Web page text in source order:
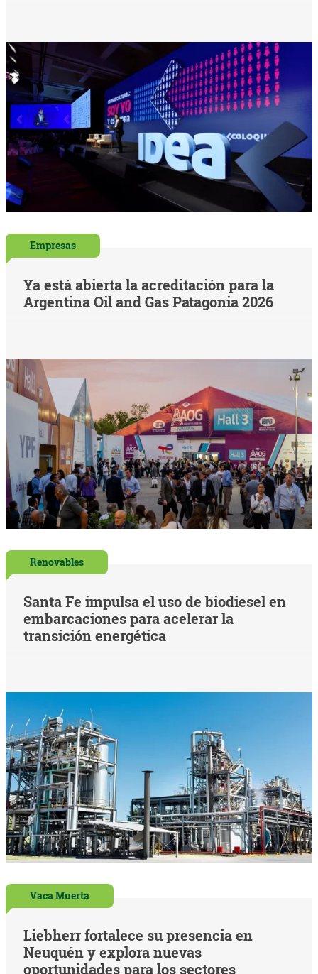
Empresas
Ya está abierta la acreditación para la
Argentina Oil and Gas Patagonia 2026
Renovables
Santa Fe impulsa el uso de biodiesel en
embarcaciones para acelerar la
transición energética
Vaca Muerta
Liebherr fortalece su presencia en
Neuquén y explora nuevas
oportunidades para los sectores